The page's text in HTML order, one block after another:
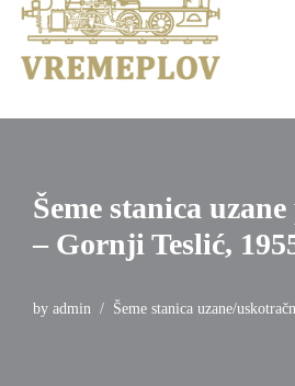
Šeme stanica
– Gornji Teslić,
by admin Šeme stanica uzane/